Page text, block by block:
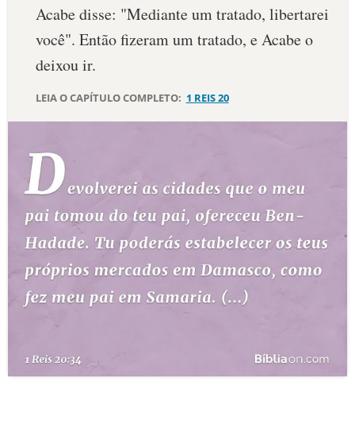
DEVOCIONAL DIÁRIO
10 MANDAMENTOS
ESTUDOS BÍBLICOS
TEMAS
PERGUNTE À BÍBLIA IA
TERMO BÍBLICO JOGOS
QUEM SOMOS
Acabe disse: "Mediante um tratado, libertarei
você". Então fizeram um tratado, e Acabe o
deixou ir.
LEIA O CAPÍTULO COMPLETO: 1 REIS 20